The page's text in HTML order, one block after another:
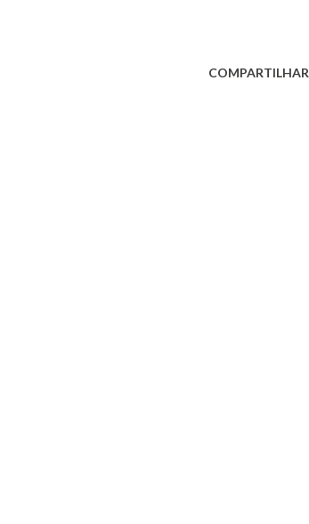
COMPARTILHAR